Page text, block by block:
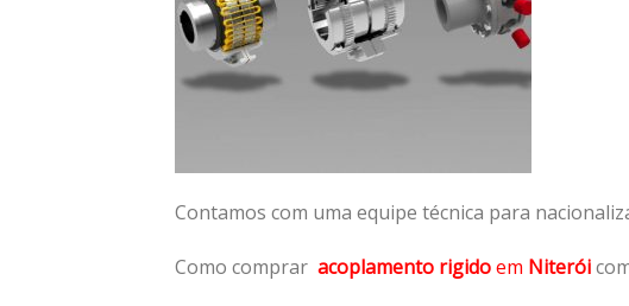
Contamos com uma equipe técnica para
Como comprar acoplamento rigidoem Niterói